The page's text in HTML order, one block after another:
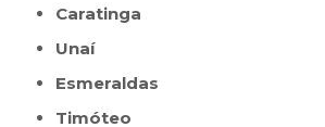
Caratinga
Unaí
Esmeraldas
Timóteo